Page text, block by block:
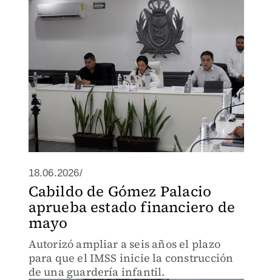
18.06.2026/
Cabildo de Gómez Palacio
aprueba estado financiero de
mayo
Autorizó ampliar a seis años el plazo
para que el IMSS inicie la construcción
de una guardería infantil.